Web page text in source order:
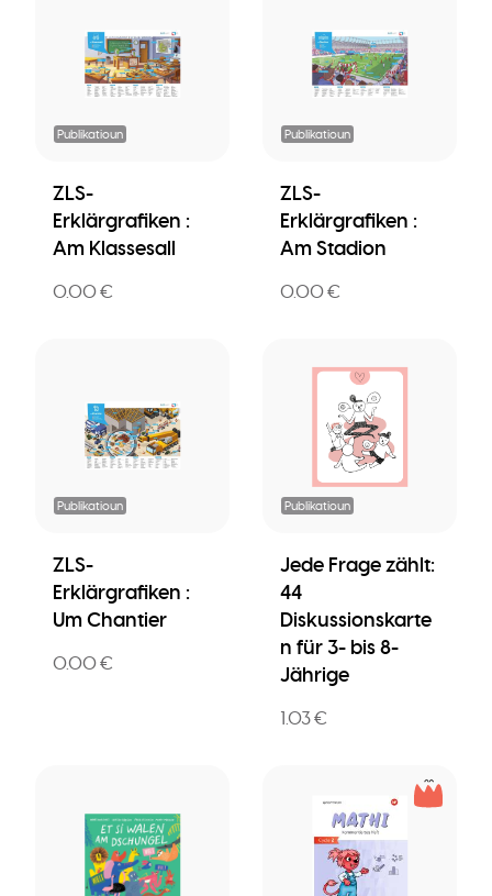
Publikatioun
ZLS-
Erklärgrafiken :
Am Klassesall
0.00 €
Publikatioun
ZLS-
Erklärgrafiken :
Am Stadion
0.00 €
Publikatioun
ZLS-
Erklärgrafiken :
Um Chantier
0.00 €
Publikatioun
Jede Frage zählt:
44
Diskussionskarte
n für 3- bis 8-
Jährige
1.03 €